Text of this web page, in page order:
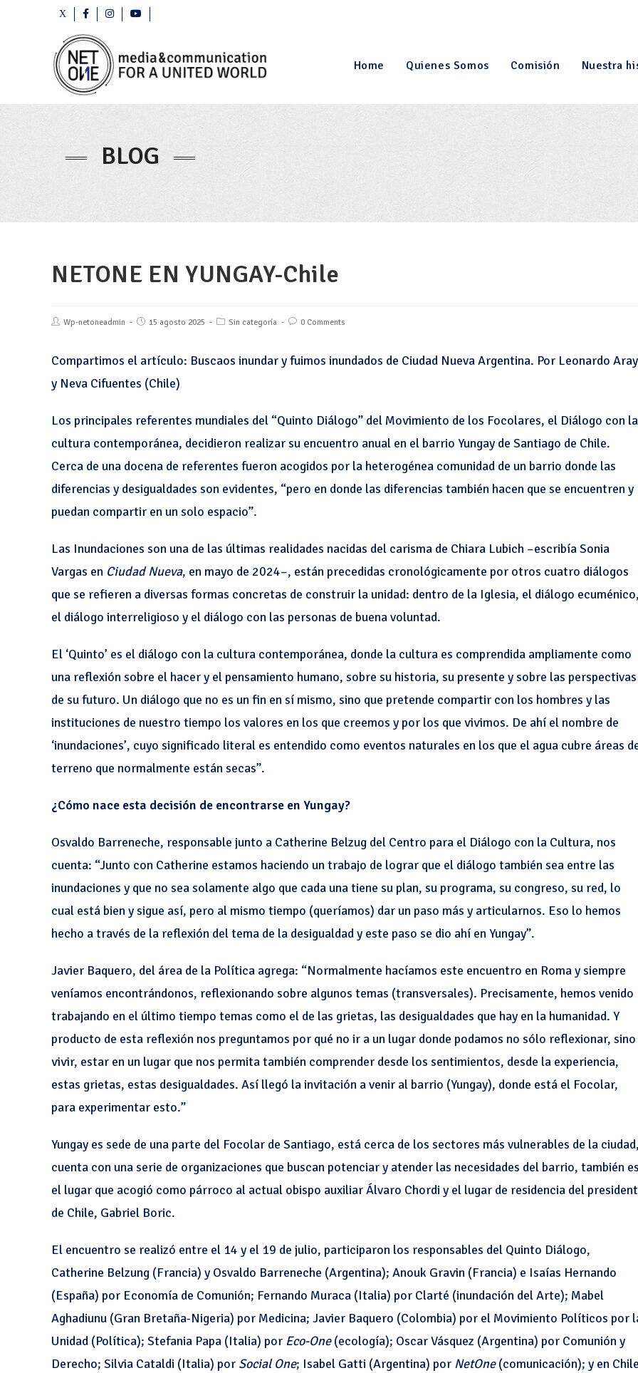
Home Quienes Somos Comisión Nuestra
BLOG
NETONE EN YUNGAY-Chile
Wp-netoneadmin 15 agosto 2025 Sin categoría 0 Comments
Compartimos el artículo: Buscaos inundar y fuimos inundados de Ciudad Nueva Argentina. Por Leonardo
y Neva Cifuentes (Chile)
Los principales referentes mundiales del “Quinto Diálogo” del Movimiento de los Focolares, el Diálogo con la
cultura contemporánea, decidieron realizar su encuentro anual en el barrio Yungay de Santiago de Chile.
Cerca de una docena de referentes fueron acogidos por la heterogénea comunidad de un barrio donde las
diferencias y desigualdades son evidentes, “pero en donde las diferencias también hacen que se encuentren y
puedan compartir en un solo espacio”.
Las Inundaciones son una de las últimas realidades nacidas del carisma de Chiara Lubich –escribía Sonia
Vargas en Ciudad Nueva, en mayo de 2024–, están precedidas cronológicamente por otros cuatro diálogos
que se refieren a diversas formas concretas de construir la unidad: dentro de la Iglesia, el diálogo ecuménico,
el diálogo interreligioso y el diálogo con las personas de buena voluntad.
El ‘Quinto’ es el diálogo con la cultura contemporánea, donde la cultura es comprendida ampliamente como
una reflexión sobre el hacer y el pensamiento humano, sobre su historia, su presente y sobre las perspectivas
de su futuro. Un diálogo que no es un fin en sí mismo, sino que pretende compartir con los hombres y las
instituciones de nuestro tiempo los valores en los que creemos y por los que vivimos. De ahí el nombre de
‘inundaciones’, cuyo significado literal es entendido como eventos naturales en los que el agua cubre áreas
terreno que normalmente están secas”.
¿Cómo nace esta decisión de encontrarse en Yungay?
Osvaldo Barreneche, responsable junto a Catherine Belzug del Centro para el Diálogo con la Cultura, nos
cuenta: “Junto con Catherine estamos haciendo un trabajo de lograr que el diálogo también sea entre las
inundaciones y que no sea solamente algo que cada una tiene su plan, su programa, su congreso, su red, lo
cual está bien y sigue así, pero al mismo tiempo (queríamos) dar un paso más y articularnos. Eso lo hemos
hecho a través de la reflexión del tema de la desigualdad y este paso se dio ahí en Yungay”.
Javier Baquero, del área de la Política agrega: “Normalmente hacíamos este encuentro en Roma y siempre
veníamos encontrándonos, reflexionando sobre algunos temas (transversales). Precisamente, hemos venido
trabajando en el último tiempo temas como el de las grietas, las desigualdades que hay en la humanidad. Y
producto de esta reflexión nos preguntamos por qué no ir a un lugar donde podamos no sólo reflexionar, sino
vivir, estar en un lugar que nos permita también comprender desde los sentimientos, desde la experiencia,
estas grietas, estas desigualdades. Así llegó la invitación a venir al barrio (Yungay), donde está el Focolar,
para experimentar esto.”
Yungay es sede de una parte del Focolar de Santiago, está cerca de los sectores más vulnerables de la ciudad,
cuenta con una serie de organizaciones que buscan potenciar y atender las necesidades del barrio, también es
el lugar que acogió como párroco al actual obispo auxiliar Álvaro Chordi y el lugar de residencia del
de Chile, Gabriel Boric.
El encuentro se realizó entre el 14 y el 19 de julio, participaron los responsables del Quinto Diálogo,
Catherine Belzung (Francia) y Osvaldo Barreneche (Argentina); Anouk Gravin (Francia) e Isaías Hernando
(España) por Economía de Comunión; Fernando Muraca (Italia) por Clarté (inundación del Arte); Mabel
Aghadiunu (Gran Bretaña-Nigeria) por Medicina; Javier Baquero (Colombia) por el Movimiento Políticos por
Unidad (Política); Stefania Papa (Italia) por Eco-One(ecología); Oscar Vásquez (Argentina) por Comunión y
Derecho; Silvia Cataldi (Italia) por Social One; Isabel Gatti (Argentina) por NetOne(comunicación); y en Chile